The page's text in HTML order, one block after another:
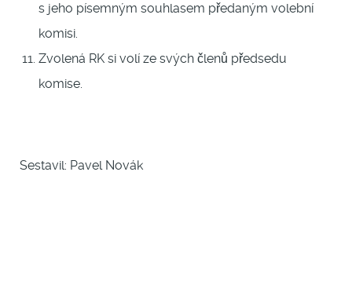
s jeho písemným souhlasem předaným volební
komisi.
Zvolená RK si volí ze svých členů předsedu
komise.
Sestavil: Pavel Novák